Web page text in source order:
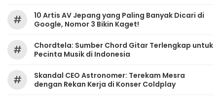
#
10 Artis AV Jepang yang Paling Banyak Dicari di
Google, Nomor 3 Bikin Kaget!
#
Chordtela: Sumber Chord Gitar Terlengkap untuk
Pecinta Musik di Indonesia
#
Skandal CEO Astronomer: Terekam Mesra
dengan Rekan Kerja di Konser Coldplay